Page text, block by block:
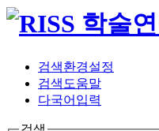
검색환경설정
검색도움말
다국어입력